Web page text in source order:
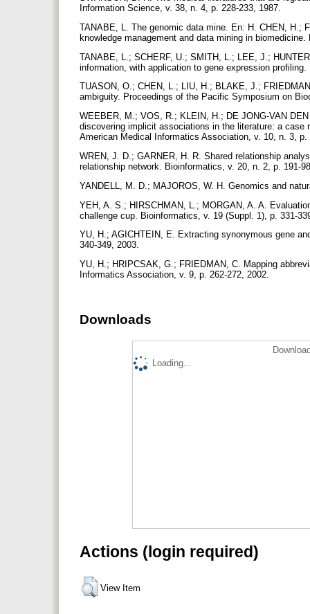
Information Science, v. 38, n. 4, p. 228-233, 1987.
TANABE, L. The genomic data mine. En: H. CHEN, H.;
knowledge management and data mining in
TANABE, L.; SCHERF, U.; SMITH, L.; LEE, J.;
information, with application to gene expression
TUASON, O.; CHEN, L.; LIU, H.; BLAKE, J.;
ambiguity. Proceedings of the Pacific Symposium on
WEEBER, M.; VOS, R.; KLEIN, H.; DE JONG-VAN
discovering implicit associations in the literature: a case
American Medical Informatics Association, v. 10, n. 3,
WREN, J. D.; GARNER, H. R. Shared relationship
relationship network. Bioinformatics, v. 20, n. 2, p. 191-
YANDELL, M. D.; MAJOROS, W. H. Genomics and
YEH, A. S.; HIRSCHMAN, L.; MORGAN, A. A.
challenge cup. Bioinformatics, v. 19 (Suppl. 1), p. 331-
YU, H.; AGICHTEIN, E. Extracting synonymous gene
340-349, 2003.
YU, H.; HRIPCSAK, G.; FRIEDMAN, C. Mapping
Informatics Association, v. 9, p. 262-272, 2002.
Downloads
Loading...
Actions (login required)
View Item